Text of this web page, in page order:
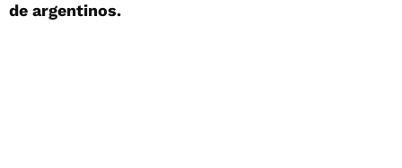
de argentinos.